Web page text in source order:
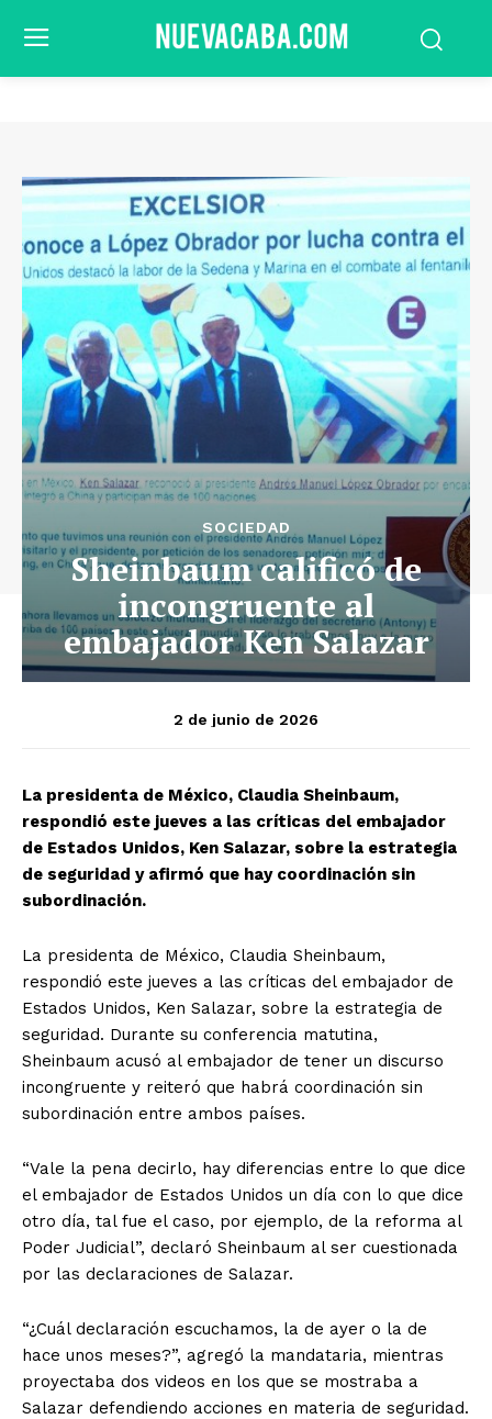
SOCIEDAD
Sheinbaum calificó de
incongruente al
embajador Ken Salazar
2 de junio de 2026
La presidenta de México, Claudia Sheinbaum,
respondió este jueves a las críticas del embajador
de Estados Unidos, Ken Salazar, sobre la estrategia
de seguridad y afirmó que hay coordinación sin
subordinación.
La presidenta de México, Claudia Sheinbaum,
respondió este jueves a las críticas del embajador de
Estados Unidos, Ken Salazar, sobre la estrategia de
seguridad. Durante su conferencia matutina,
Sheinbaum acusó al embajador de tener un discurso
incongruente y reiteró que habrá coordinación sin
subordinación entre ambos países.
“Vale la pena decirlo, hay diferencias entre lo que dice
el embajador de Estados Unidos un día con lo que dice
otro día, tal fue el caso, por ejemplo, de la reforma al
Poder Judicial”, declaró Sheinbaum al ser cuestionada
por las declaraciones de Salazar.
“¿Cuál declaración escuchamos, la de ayer o la de
hace unos meses?”, agregó la mandataria, mientras
proyectaba dos videos en los que se mostraba a
Salazar defendiendo acciones en materia de seguridad.